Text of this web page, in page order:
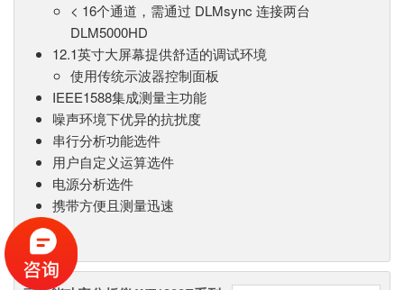
< 16个通道，需通过 DLMsync 连接两台
DLM5000HD
12.1英寸大屏幕提供舒适的调试环境
使用传统示波器控制面板
IEEE1588集成测量主功能
噪声环境下优异的抗扰度
串行分析功能选件
用户自定义运算选件
电源分析选件
携带方便且测量迅速